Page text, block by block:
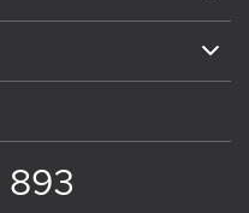
893